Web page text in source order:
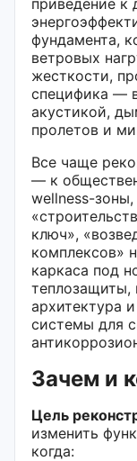
фундамента,
ветровых
жесткости,
специфика —
акустикой,
пролетов и
Все чаще
— к
wellness-
ключ»,
комплексов»
каркаса под
теплозащиты,
архитектура
системы для
Зачем и
Цель
изменить
когда: